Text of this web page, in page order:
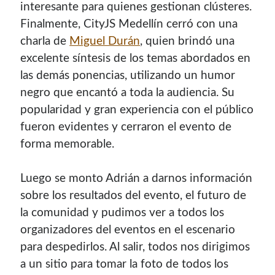
interesante para quienes gestionan clústeres.
Finalmente, CityJS Medellín cerró con una
charla de Miguel Durán, quien brindó una
excelente síntesis de los temas abordados en
las demás ponencias, utilizando un humor
negro que encantó a toda la audiencia. Su
popularidad y gran experiencia con el público
fueron evidentes y cerraron el evento de
forma memorable.
Luego se monto Adrián a darnos información
sobre los resultados del evento, el futuro de
la comunidad y pudimos ver a todos los
organizadores del eventos en el escenario
para despedirlos. Al salir, todos nos dirigimos
a un sitio para tomar la foto de todos los